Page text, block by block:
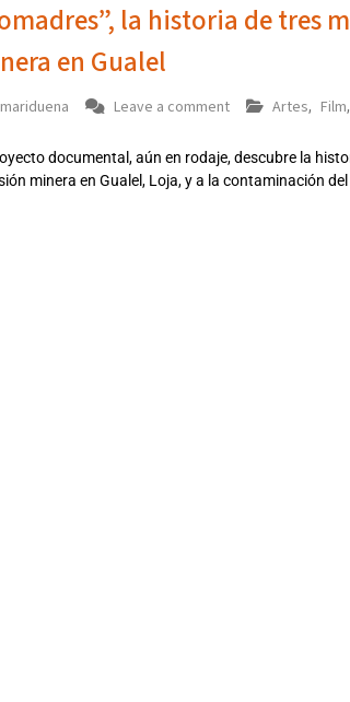
GUAYAQUIL202131
GUAYAQUIL3131AMERICA/
GUAYAQUIL202131#!31FRI,
la historia de tres
en Gualel
Leave a comment Artes, Film,
documental, aún en rodaje, descubre la
minera en Gualel, Loja, y a la contaminación